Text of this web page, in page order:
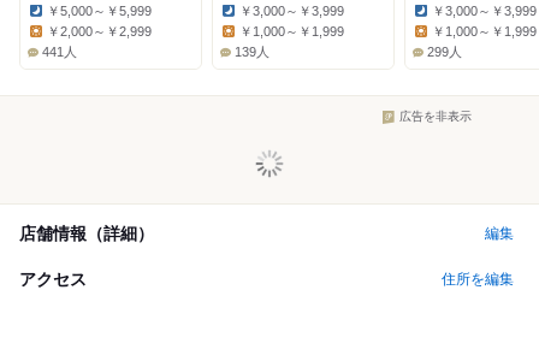
Dinner:
￥5,000～￥5,999
￥2,000～￥2,999
441人
Dinner:
￥3,000～￥3,999
￥1,000～￥1,999
139人
Dinner:
￥3,000～￥3,999
￥1,000～￥1,999
299人
広告を非表示
店舗情報（詳細） 編集
アクセス 住所を編集